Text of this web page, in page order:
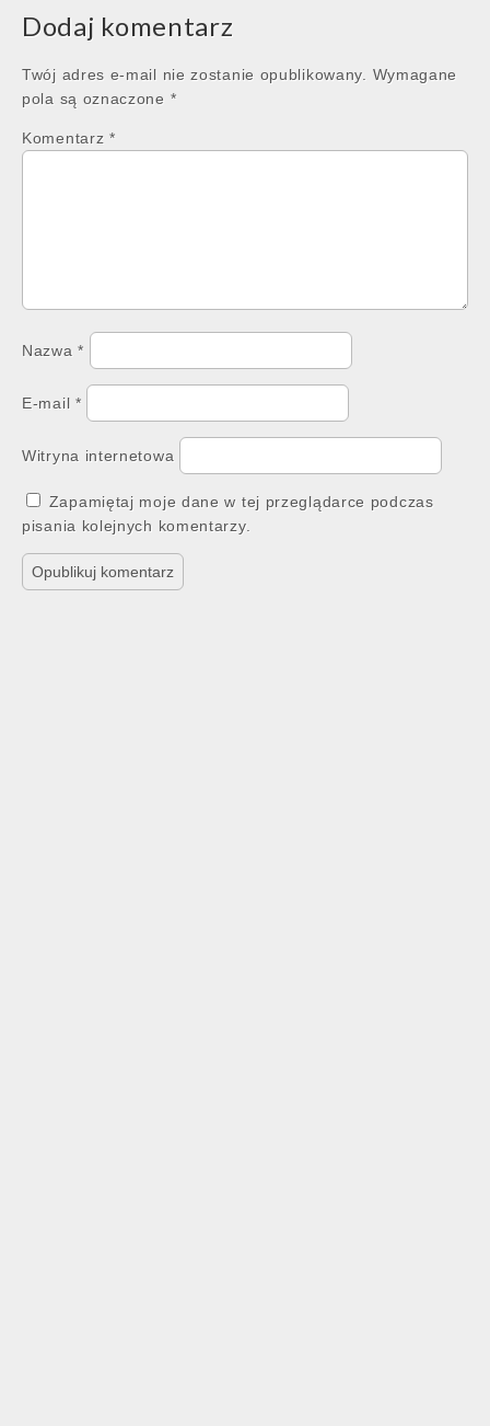
Dodaj komentarz
Twój adres e-mail nie zostanie opublikowany.
Wymagane
pola są oznaczone *
Komentarz *
Nazwa*
E-mail *
Witryna internetowa
Zapamiętaj moje dane w tej przeglądarce podczas
pisania kolejnych komentarzy.